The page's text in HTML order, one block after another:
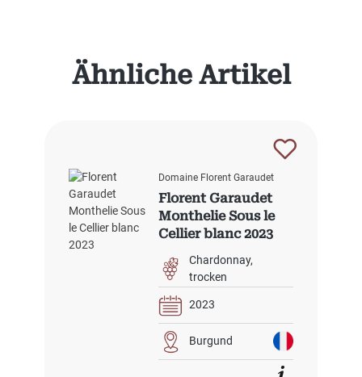
Produktgalerie überspringen
Ähnliche Artikel
Domaine Florent Garaudet
Florent Garaudet
Monthelie Sous le
Cellier blanc 2023
Chardonnay
trocken
2023
Burgund